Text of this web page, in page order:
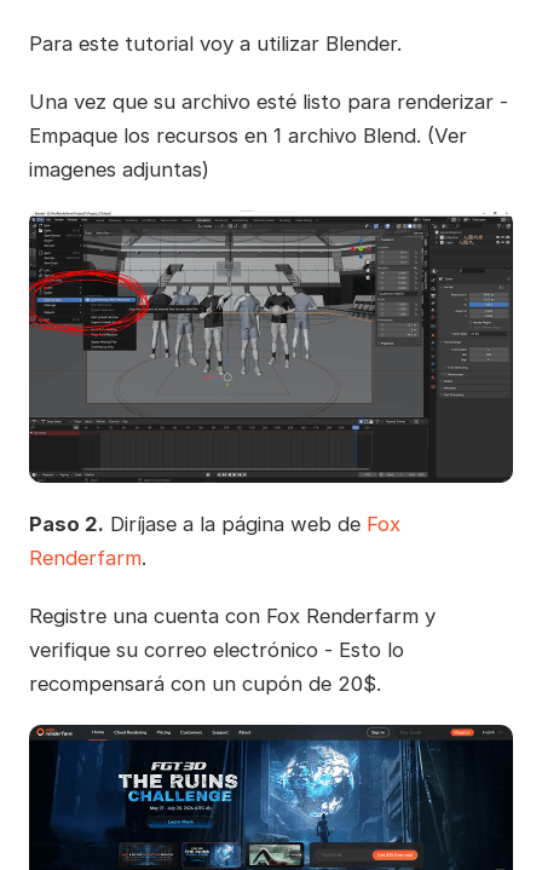
Para este tutorial voy a utilizar Blender.
Una vez que su archivo esté listo para renderizar -
Empaque los recursos en 1 archivo Blend. (Ver
imagenes adjuntas)
Paso 2. Diríjase a la página web de Fox
Renderfarm.
Registre una cuenta con Fox Renderfarm y
verifique su correo electrónico - Esto lo
recompensará con un cupón de 20$.